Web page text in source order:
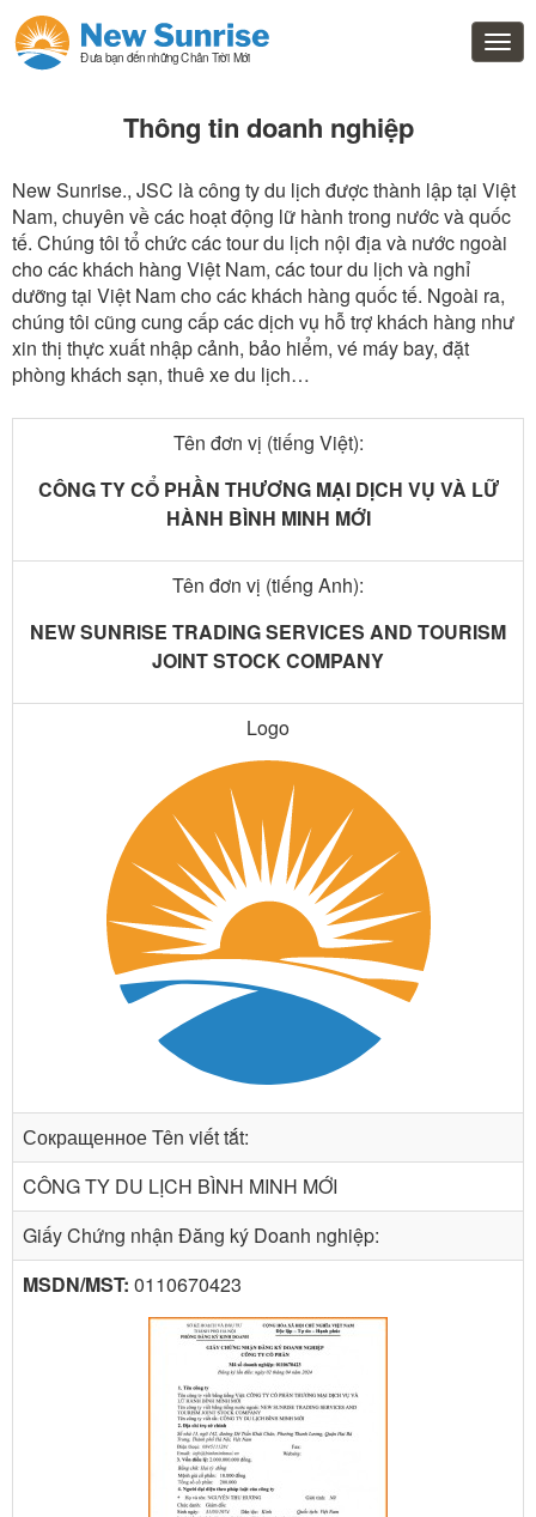
Thông tin doanh nghiệp
New Sunrise., JSC là công ty du lịch được thành lập tại Việt
Nam, chuyên về các hoạt động lữ hành trong nước và quốc
tế. Chúng tôi tổ chức các tour du lịch nội địa và nước ngoài
cho các khách hàng Việt Nam, các tour du lịch và nghỉ
dưỡng tại Việt Nam cho các khách hàng quốc tế. Ngoài ra,
chúng tôi cũng cung cấp các dịch vụ hỗ trợ khách hàng như
xin thị thực xuất nhập cảnh, bảo hiểm, vé máy bay, đặt
phòng khách sạn, thuê xe du lịch…
Tên đơn vị (tiếng Việt):
CÔNG TY CỔ PHẦN THƯƠNG MẠI DỊCH VỤ VÀ LỮ
HÀNH BÌNH MINH MỚI
Tên đơn vị (tiếng Anh):
NEW SUNRISE TRADING SERVICES AND TOURISM
JOINT STOCK COMPANY
Logo
Сокращенное Tên viết tắt:
CÔNG TY DU LỊCH BÌNH MINH MỚI
Giấy Chứng nhận Đăng ký Doanh nghiệp:
MSDN/MST: 0110670423